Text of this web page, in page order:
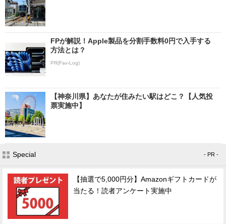
FPが解説！Apple製品を分割手数料0円で入手する
方法とは？
PR(Fav-Log)
【神奈川県】あなたが住みたい駅はどこ？【人気投
票実施中】
Special - PR -
【抽選で5,000円分】Amazonギフトカードが
当たる！読者アンケート実施中